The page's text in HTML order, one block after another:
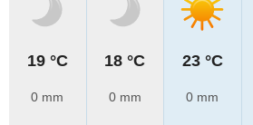
19 °C
0 mm
18 °C
0 mm
23 °C
0 mm